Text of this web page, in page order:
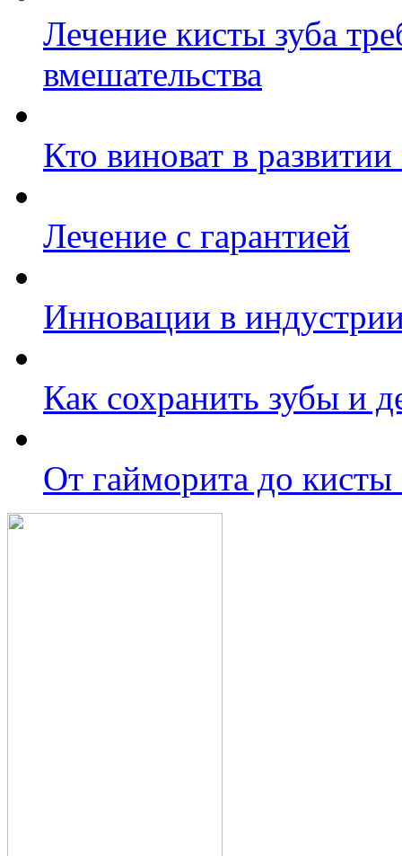
Лечение кисты зуба
вмешательства
Кто виноват в
Лечение с гарантией
Инновации в
Как сохранить зубы и
От гайморита до кисты